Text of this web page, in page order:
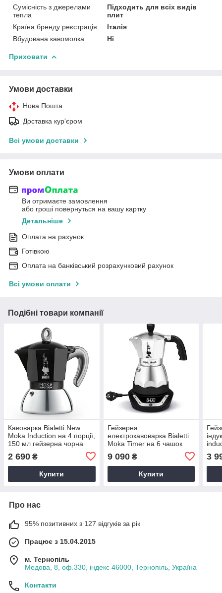
Сумісність з джерелами
тепла
Підходить для всіх видів
плит
Країна бренду реєстрація
Італія
Вбудована кавомолка
Ні
Приховати
Умови доставки
Нова Пошта
Доставка кур'єром
Всі умови доставки
Умови оплати
Ви отримаєте замовлення
або гроші повернуться на вашу картку
Детальніше
Оплата на рахунок
Готівкою
Оплата на банківський розрахунковий рахунок
Всі умови оплати
Подібні товари компанії
Кавоварка Bialetti New
Moka Induction на 4 порції,
150 мл гейзерна чорна
індукційної плити
2 690 ₴
Купити
Гейзерна
електрокавоварка Bialetti
Moka Timer на 6 чашок
приготування кави 270 мл
9 090₴
Купити
3
Про нас
95% позитивних з 127 відгуків за рік
Працює з 15.04.2015
м. Тернопіль
Медова, 8, оф.330, індекс 46000, Тернопіль, Україна
Контакти